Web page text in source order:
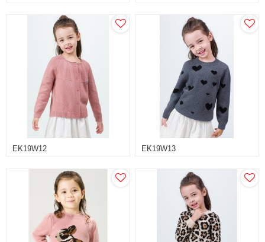
EK19W12 EK19W13